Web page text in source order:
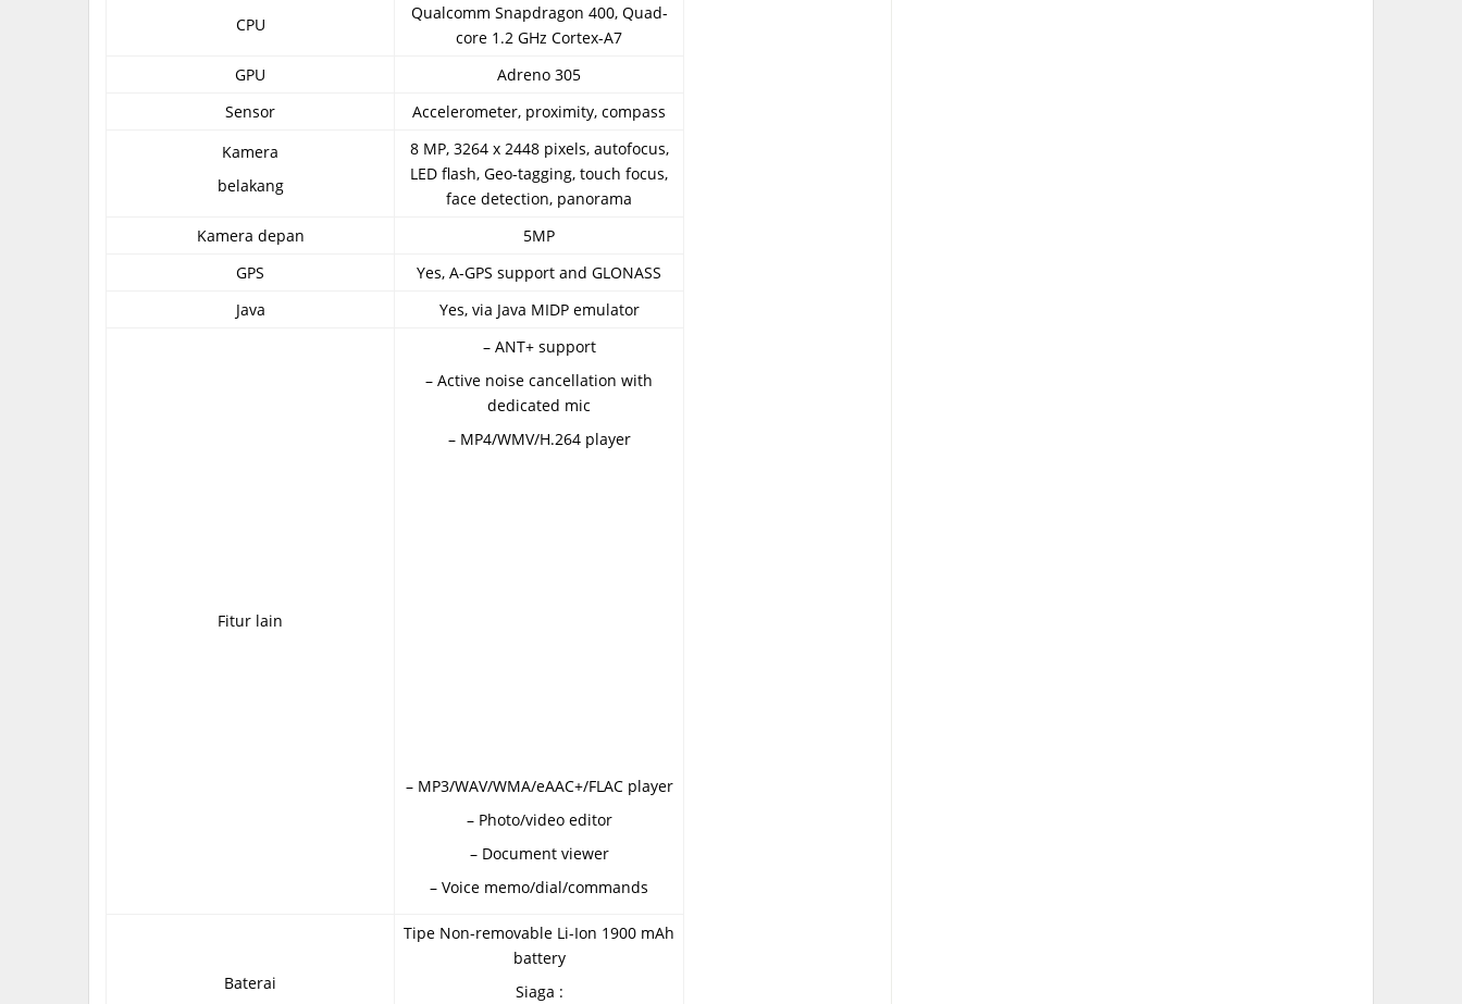
CPU
Qualcomm Snapdragon 400, Quad-
core 1.2 GHz Cortex-A7
GPU
Adreno 305
Sensor
Accelerometer, proximity, compass
Kamera
belakang
8 MP, 3264 x 2448 pixels, autofocus,
LED flash, Geo-tagging, touch focus,
face detection, panorama
Kamera depan
5MP
GPS
Yes, A-GPS support and GLONASS
Java
Yes, via Java MIDP emulator
Fitur lain
– ANT+ support
– Active noise cancellation with
dedicated mic
– MP4/WMV/H.264 player
– MP3/WAV/WMA/eAAC+/FLAC player
– Photo/video editor
– Document viewer
– Voice memo/dial/commands
Baterai
Tipe Non-removable Li-Ion 1900 mAh
battery
Siaga :